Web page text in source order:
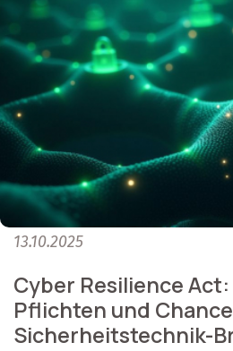
13.10.2025
Cyber Resilience Act:
Pflichten und
Sicherheitstechnik-